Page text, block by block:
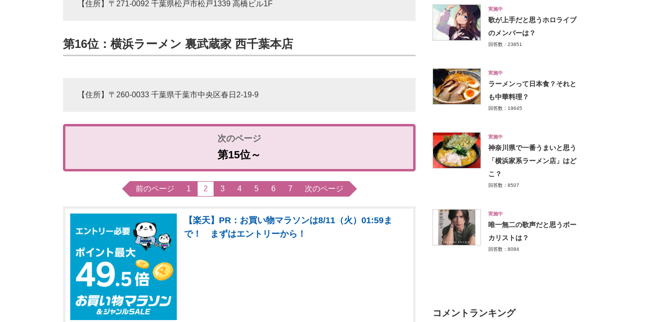
【住所】〒271-0092 千葉県松戸市松戸1339 高橋ビル1F
第16位：横浜ラーメン 裏武蔵家 西千葉本店
【住所】〒260-0033 千葉県千葉市中央区春日2-19-9
第15位～
前のページ 1 2 3 4 5 6 7 次のページ
【楽天】PR：お買い物マラソンは8/11（火）01:59ま
で！ まずはエントリーから！
実施中
歌が上手だと思うホロライブ
のメンバーは？
回答数：23851
実施中
ラーメンって日本食？それと
も中華料理？
回答数：19645
実施中
神奈川県で一番うまいと思う
「横浜家系ラーメン店」はど
こ？
回答数：8507
実施中
唯一無二の歌声だと思うボー
カリストは？
回答数：8084
コメントランキング